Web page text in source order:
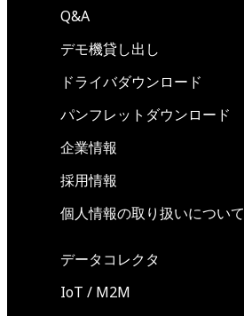
Q&A
デモ機貸し出し
ドライバダウンロード
パンフレットダウンロード
企業情報
採用情報
個人情報の取り扱いについて
データコレクタ
IoT / M2M